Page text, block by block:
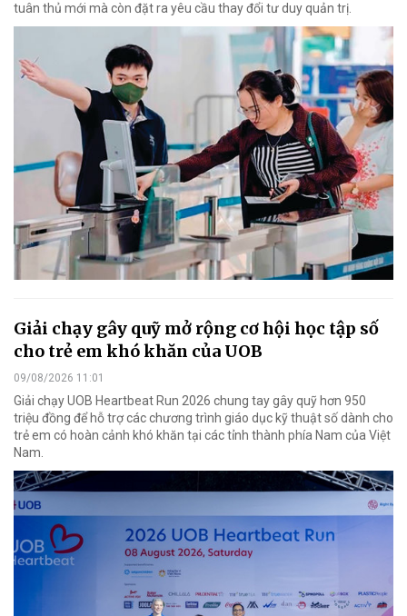
tuân thủ mới mà còn đặt ra yêu cầu thay đổi tư duy quản trị.
Giải chạy gây quỹ mở rộng cơ hội học tập số
cho trẻ em khó khăn của UOB
09/08/2026 11:01
Giải chạy UOB Heartbeat Run 2026 chung tay gây quỹ hơn 950
triệu đồng để hỗ trợ các chương trình giáo dục kỹ thuật số dành cho
trẻ em có hoàn cảnh khó khăn tại các tỉnh thành phía Nam của Việt
Nam.